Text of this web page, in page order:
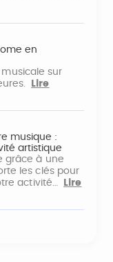
en
sur
Lire
musique :
artistique
grâce à une
les clés pour
activité…
Lire